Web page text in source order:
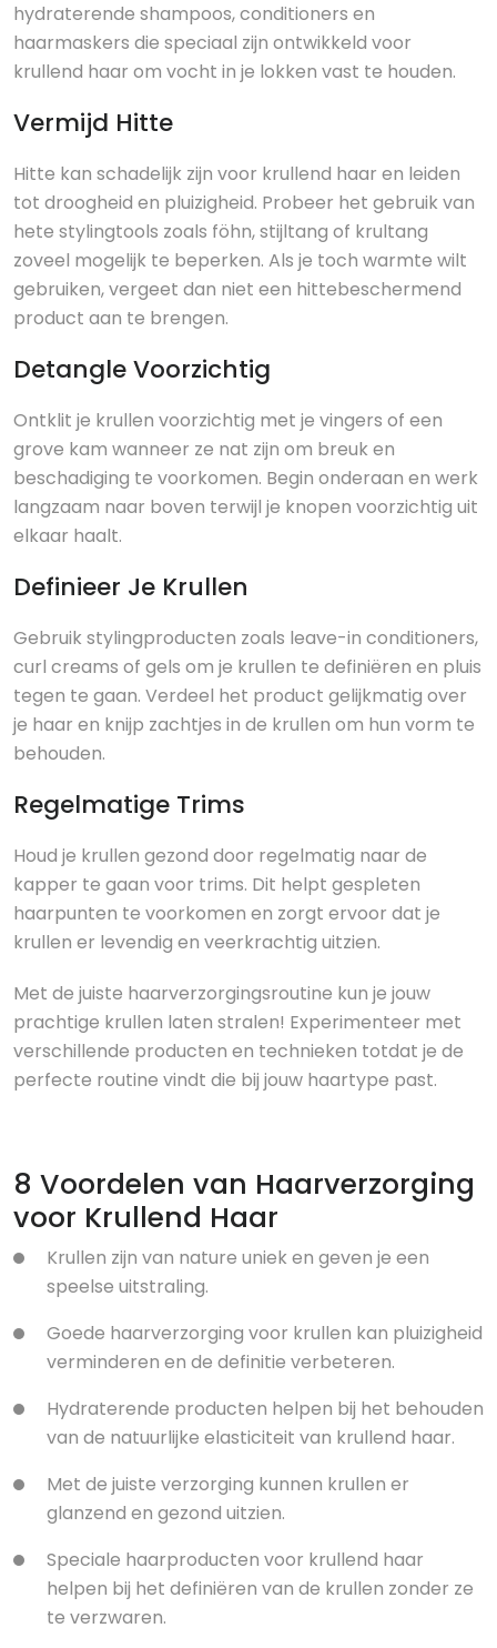
hydraterende shampoos, conditioners en
haarmaskers die speciaal zijn ontwikkeld voor
krullend haar om vocht in je lokken vast te houden.
Vermijd Hitte
Hitte kan schadelijk zijn voor krullend haar en leiden
tot droogheid en pluizigheid. Probeer het gebruik van
hete stylingtools zoals föhn, stijltang of krultang
zoveel mogelijk te beperken. Als je toch warmte wilt
gebruiken, vergeet dan niet een hittebeschermend
product aan te brengen.
Detangle Voorzichtig
Ontklit je krullen voorzichtig met je vingers of een
grove kam wanneer ze nat zijn om breuk en
beschadiging te voorkomen. Begin onderaan en werk
langzaam naar boven terwijl je knopen voorzichtig uit
elkaar haalt.
Definieer Je Krullen
Gebruik stylingproducten zoals leave-in conditioners,
curl creams of gels om je krullen te definiëren en pluis
tegen te gaan. Verdeel het product gelijkmatig over
je haar en knijp zachtjes in de krullen om hun vorm te
behouden.
Regelmatige Trims
Houd je krullen gezond door regelmatig naar de
kapper te gaan voor trims. Dit helpt gespleten
haarpunten te voorkomen en zorgt ervoor dat je
krullen er levendig en veerkrachtig uitzien.
Met de juiste haarverzorgingsroutine kun je jouw
prachtige krullen laten stralen! Experimenteer met
verschillende producten en technieken totdat je de
perfecte routine vindt die bij jouw haartype past.
8 Voordelen van Haarverzorging
voor Krullend Haar
Krullen zijn van nature uniek en geven je een
speelse uitstraling.
Goede haarverzorging voor krullen kan pluizigheid
verminderen en de definitie verbeteren.
Hydraterende producten helpen bij het behouden
van de natuurlijke elasticiteit van krullend haar.
Met de juiste verzorging kunnen krullen er
glanzend en gezond uitzien.
Speciale haarproducten voor krullend haar
helpen bij het definiëren van de krullen zonder ze
te verzwaren.